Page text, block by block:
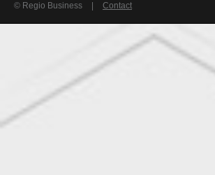
© Regio Business Contact